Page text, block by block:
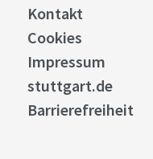
Kontakt
Cookies
Impressum
stuttgart.de
Barrierefreiheit